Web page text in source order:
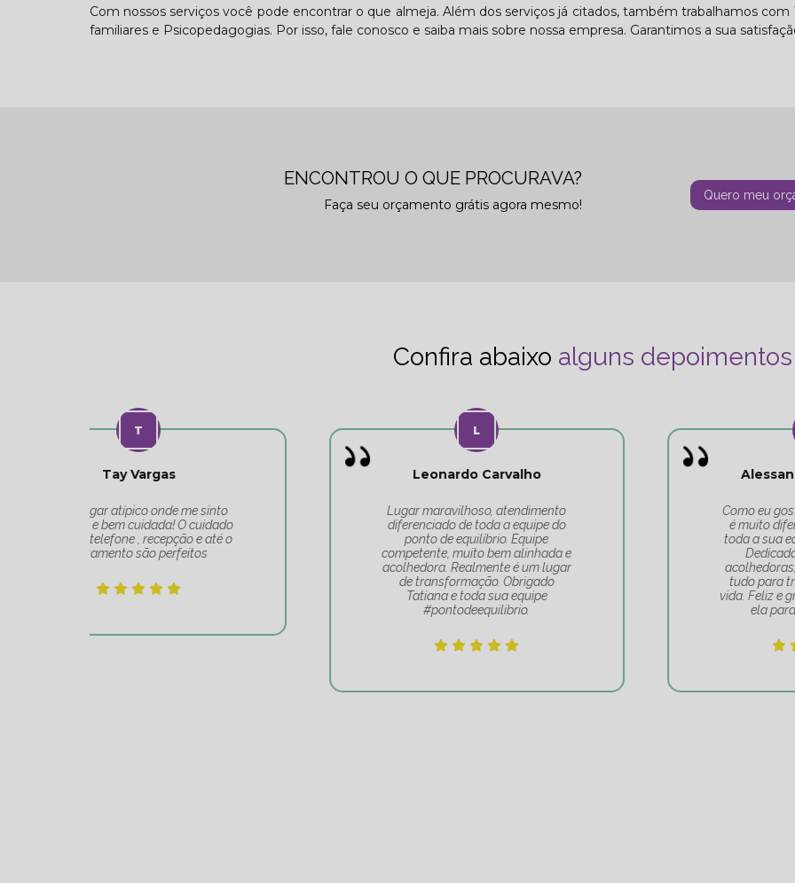
Com nossos serviços você pode encontrar o que almeja. Além dos serviços já citados, também trabalhamos com
familiares e Psicopedagogias. Por isso, fale conosco e saiba mais sobre nossa empresa. Garantimos a sua
ENCONTROU O QUE PROCURAVA?
Faça seu orçamento grátis agora mesmo!
Quero meu
Confira abaixo alguns depoimentos
Lugar maravilhoso, atendimento
diferenciado de toda a equipe do
ponto de equilíbrio. Equipe
competente, muito bem alinhada e
de transformação. Obrigado
Alessandra Rodrigues
Como eu gosto deste lugar! A Tati
é muito diferenciada, e por isso,
toda a sua equipe é maravilhosa.
Dedicadas, competentes,
acolhedoras, sempre fazendo de
tudo para transformar a nossa
vida. Feliz e grata por ter escolhido
ela para cuidar de mim!